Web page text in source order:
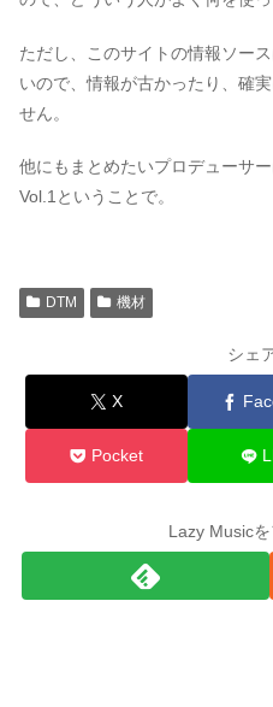
ただし、このサイトの情報ソー
いので、情報が古かったり、確
せん。
他にもまとめたいプロデューサ
Vol.1ということで。
DTM 機材
シェ
X
Pocket
Lazy Music